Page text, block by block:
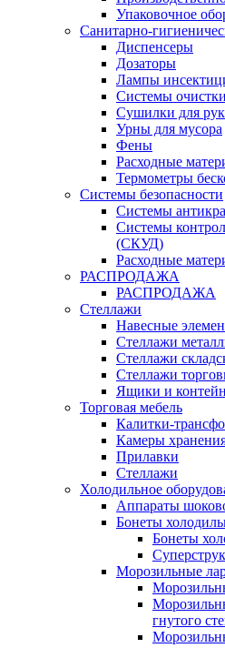
Упаковочное
Санитарно-
Диспенсеры
Дозаторы
Лампы
Системы
Сушилки для рук
Урны для мусора
Фены
Расходные
Термометры
Системы безопасности
Системы
Системы
(СКУД)
Расходные
РАСПРОДАЖА
РАСПРОДАЖА
Стеллажи
Навесные
Стеллажи
Стеллажи
Стеллажи
Ящики и
Торговая мебель
Калитки-
Камеры
Прилавки
Стеллажи
Холодильное
Аппараты
Бонеты
Бонеты
Морозильные
гнутого